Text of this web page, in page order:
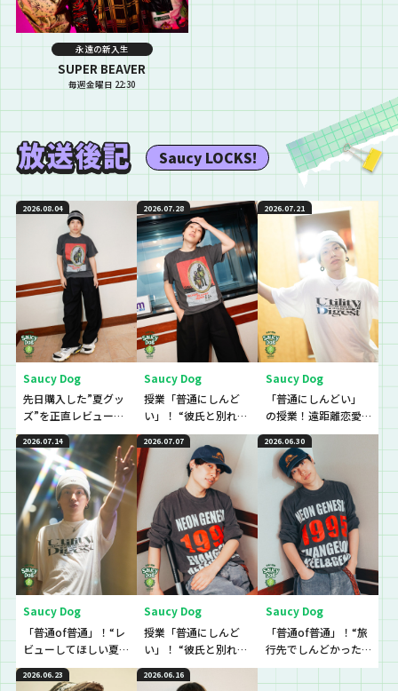
永遠の新入生
SUPER BEAVER
毎週金曜日 22:30
Saucy LOCKS!
2026.08.04
Saucy Dog
先日購入した”夏グッ
ズ”を正直レビューし
ていきました！
2026.07.28
Saucy Dog
授業「普通にしんど
い」！ “彼氏と別れる
か悩んでいてしんど
い”という生徒に逆電
2026.07.21
Saucy Dog
「普通にしんどい」
の授業！遠距離恋愛
でモヤモヤしていて、
しんどい…という生徒
のに逆電
2026.07.14
Saucy Dog
「普通of普通」！“レ
ビューしてほしい夏
グッズ”を普通に教え
て！
2026.07.07
Saucy Dog
授業「普通にしんど
い」！ “彼氏と別れる
か悩んでいてしんど
い”という生徒に逆電
2026.06.30
Saucy Dog
「普通of普通」！“旅
行先でしんどかった
こと”の普通を教え
て！
2026.06.23 2026.06.16